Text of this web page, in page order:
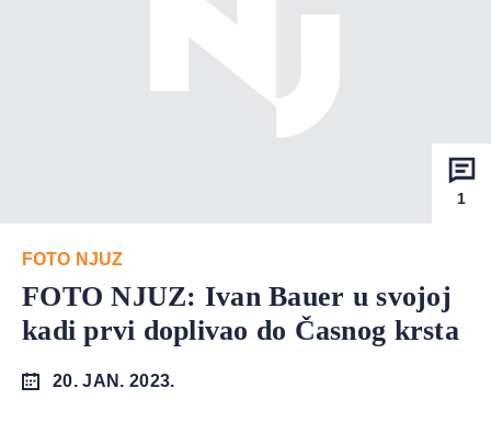
1
FOTO NJUZ
FOTO NJUZ: Ivan Bauer u svojoj
kadi prvi doplivao do Časnog krsta
20. JAN. 2023.